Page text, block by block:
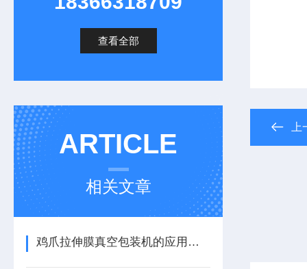
查看全部
ARTICLE
相关文章
鸡爪拉伸膜真空包装机的应用前景